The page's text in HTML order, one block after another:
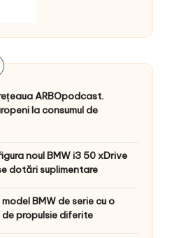
ARBOpodcast.
la consumul de
noul BMW i3 50 xDrive
dotări suplimentare
BMW de serie cu o
propulsie diferite